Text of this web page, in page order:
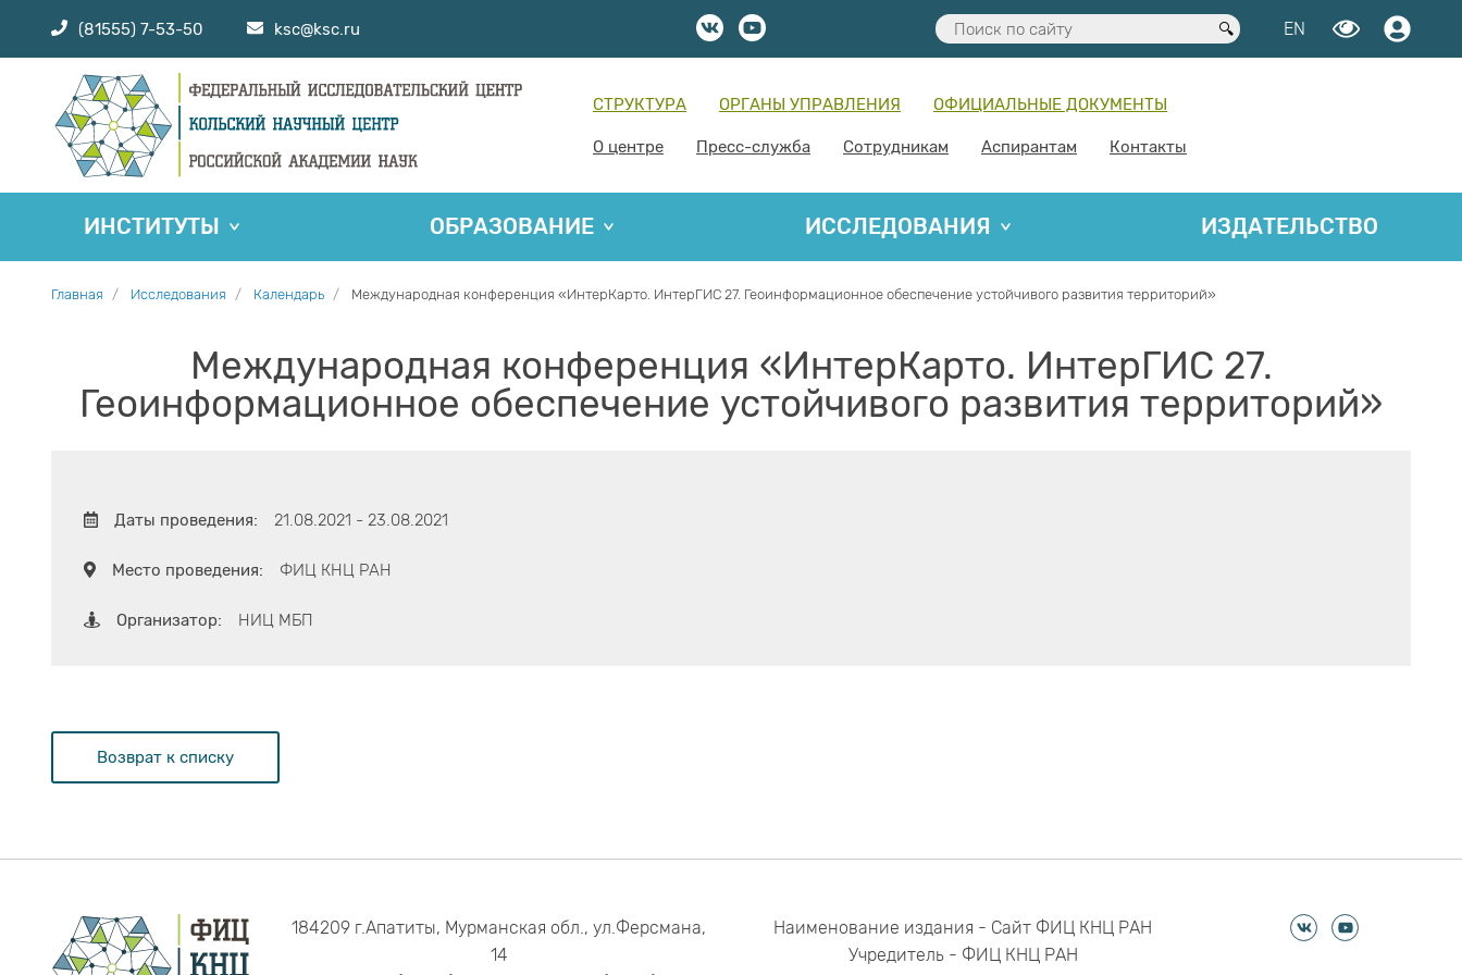
(81555) 7-53-50 ksc@ksc.ru EN
СТРУКТУРА ОРГАНЫ УПРАВЛЕНИЯ ОФИЦИАЛЬНЫЕ ДОКУМЕНТЫ
О центре Пресс-служба Сотрудникам Аспирантам Контакты
ИНСТИТУТЫ ОБРАЗОВАНИЕ ИССЛЕДОВАНИЯ ИЗДАТЕЛЬСТВО
Главная Исследования Календарь Международная конференция «ИнтерКарто. ИнтерГИС 27. Геоинформационное обеспечение устойчивого развития территорий»
Международная конференция «ИнтерКарто. ИнтерГИС 27.
Геоинформационное обеспечение устойчивого развития территорий»
Даты проведения: 21.08.2021 - 23.08.2021
Место проведения: ФИЦ КНЦ РАН
Организатор: НИЦ МБП
Возврат к списку
184209 г.Апатиты, Мурманская обл., ул.Ферсмана,
14
Наименование издания - Сайт ФИЦ КНЦ РАН
Учредитель - ФИЦ КНЦ РАН